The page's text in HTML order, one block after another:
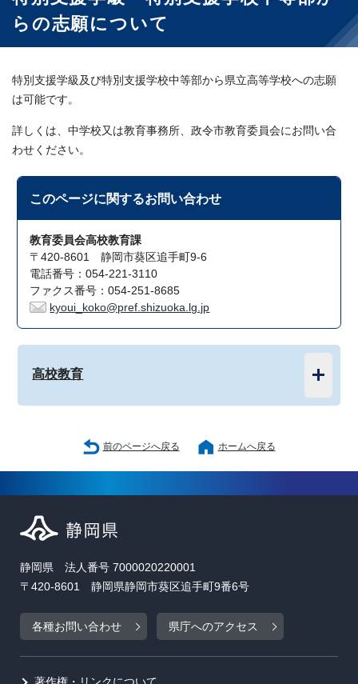
らの志願について
特別支援学級及び特別支援学校中等部から県立高等学校への志願
は可能です。
詳しくは、中学校又は教育事務所、政令市教育委員会にお問い合
わせください。
このページに関するお問い合わせ
教育委員会高校教育課
〒420-8601 静岡市葵区追手町9-6
電話番号：054-221-3110
ファクス番号：054-251-8685
kyoui_koko@pref.shizuoka.lg.jp
高校教育
前のページへ戻る ホームへ戻る
静岡県 法人番号 7000020220001
〒420-8601 静岡県静岡市葵区追手町9番6号
各種お問い合わせ 県庁へのアクセス